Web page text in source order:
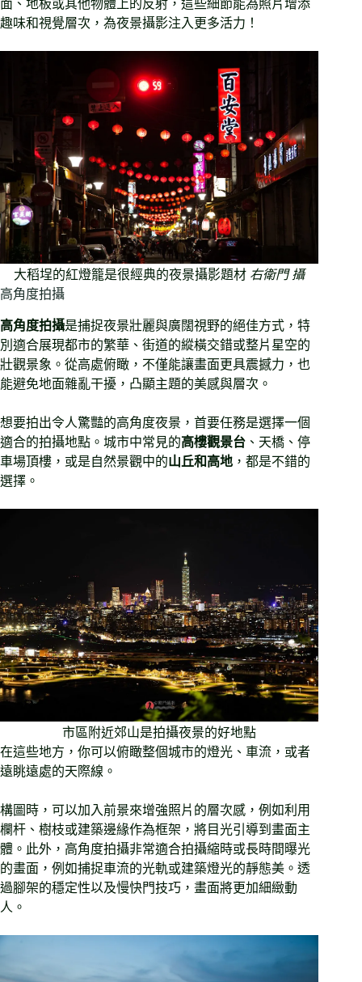
面、地板或其他物體上的反射，這些細節能為照片增添
趣味和視覺層次，為夜景攝影注入更多活力！
大稻埕的紅燈籠是很經典的夜景攝影題材 右衛門 攝
高角度拍攝
高角度拍攝是捕捉夜景壯麗與廣闊視野的絕佳方式，特
別適合展現都市的繁華、街道的縱橫交錯或整片星空的
壯觀景象。從高處俯瞰，不僅能讓畫面更具震撼力，也
能避免地面雜亂干擾，凸顯主題的美感與層次。
想要拍出令人驚豔的高角度夜景，首要任務是選擇一個
適合的拍攝地點。城市中常見的高樓觀景台 、天橋、停
車場頂樓，或是自然景觀中的山丘和高地 ，都是不錯的
選擇。
市區附近郊山是拍攝夜景的好地點
在這些地方，你可以俯瞰整個城市的燈光、車流，或者
遠眺遠處的天際線。
構圖時，可以加入前景來增強照片的層次感，例如利用
欄杆、樹枝或建築邊緣作為框架，將目光引導到畫面主
體。此外，高角度拍攝非常適合拍攝縮時或長時間曝光
的畫面，例如捕捉車流的光軌或建築燈光的靜態美。透
過腳架的穩定性以及慢快門技巧，畫面將更加細緻動
人。